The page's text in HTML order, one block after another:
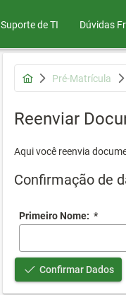
Suporte de TI Dúvidas
Pré-Matrícula
Reenviar
Aqui você reenvia
Confirmação de
Primeiro Nome: *
Confirmar Dados